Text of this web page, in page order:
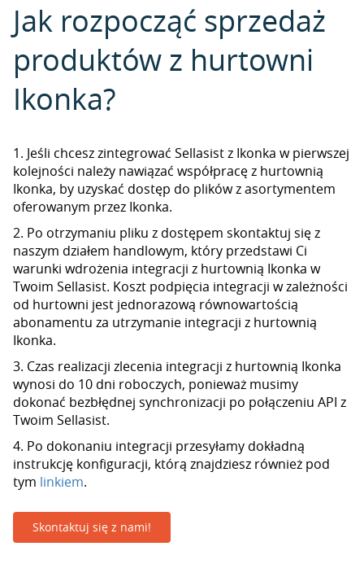
Jak rozpocząć sprzedaż
produktów z hurtowni
Ikonka?
1. Jeśli chcesz zintegrować Sellasist z Ikonka w pierwszej
kolejności należy nawiązać współpracę z hurtownią
Ikonka, by uzyskać dostęp do plików z asortymentem
oferowanym przez Ikonka.
2. Po otrzymaniu pliku z dostępem skontaktuj się z
naszym działem handlowym, który przedstawi Ci
warunki wdrożenia integracji z hurtownią Ikonka w
Twoim Sellasist. Koszt podpięcia integracji w zależności
od hurtowni jest jednorazową równowartością
abonamentu za utrzymanie integracji z hurtownią
Ikonka.
3. Czas realizacji zlecenia integracji z hurtownią Ikonka
wynosi do 10 dni roboczych, ponieważ musimy
dokonać bezbłędnej synchronizacji po połączeniu API z
Twoim Sellasist.
4. Po dokonaniu integracji przesyłamy dokładną
instrukcję konfiguracji, którą znajdziesz również pod
tym linkiem.
Skontaktuj się z nami!